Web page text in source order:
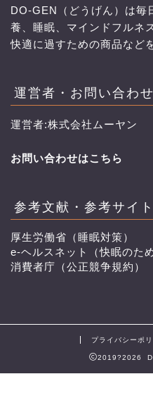
DO-GEN（どうげん）は毎
養、睡眠、マインドフルネ
快適に過すための商品など
運営者・お問い合わせ
運営者:株式会社ムーヤン
お問い合わせはこちら
参考文献・参考サイト
厚生労働省（睡眠対策）
e-ヘルスネット（快眠のた
消費者庁（公正競争規約）
プライバシーポ
2019?2026